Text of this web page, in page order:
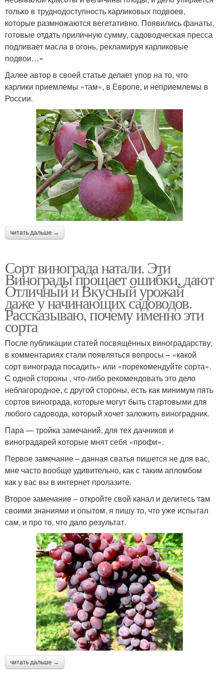
только в труднодоступность карликовых подвоев,
которые размножаются вегетативно. Появились фанаты,
готовые отдать приличную сумму, садоводческая пресса
подливает масла в огонь, рекламируя карликовые
подвои…»
Далее автор в своей статье делает упор на то, что
карлики приемлемы «там», в Европе, и неприемлемы в
России.
читать дальше →
Сорт винограда натали. Эти
Винограды прощает ошибки, дают
Отличный и Вкусный урожай
даже у начинающих садоводов.
Рассказываю, почему именно эти
сорта
После публикации статей посвящённых виноградарству,
в комментариях стали появляться вопросы – «какой
сорт винограда посадить» или «порекомендуйте сорта».
С одной стороны , что-либо рекомендовать это дело
неблагородное, с другой стороны, есть как минимум пять
сортов винограда, которые могут быть стартовыми для
любого садовода, который хочет заложить виноградник.
Пара — тройка замечаний, для тех дачников и
виноградарей которые мнят себя «профи».
Первое замечание – данная сватья пишется не для вас,
мне часто вообще удивительно, как с таким апломбом
как у вас вы в интернет пролазите.
Второе замечание – откройте свой канал и делитесь там
своими знаниями и опытом, я пишу то, что уже испытал
сам, и про то, что дало результат.
читать дальше →